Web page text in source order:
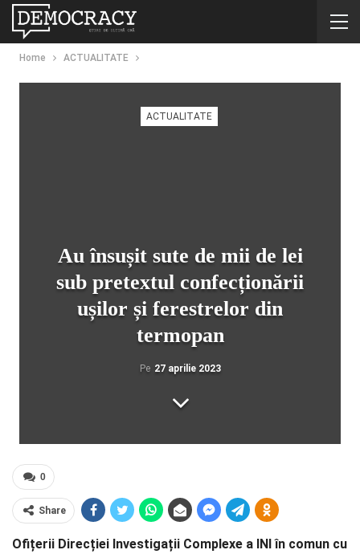
Home ACTUALITATE
ACTUALITATE
Au însușit sute de mii de lei
sub pretextul confecționării
ușilor și ferestrelor din
termopan
Pe 27 aprilie 2023
0
Share
Ofițerii Direcției Investigații Complexe a INI în comun cu